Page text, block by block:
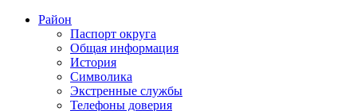
Район
Паспорт округа
Общая информация
История
Символика
Экстренные службы
Телефоны доверия